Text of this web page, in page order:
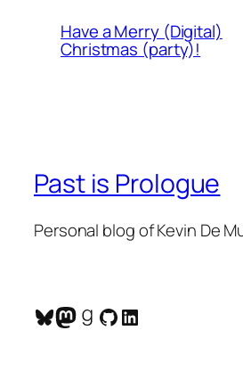
Have a Merry (Digital)
Christmas (party)!
Past is Prologue
Personal blog of Kevin De
Bluesky
Mastodon
Goodreads
GitHub
LinkedIn